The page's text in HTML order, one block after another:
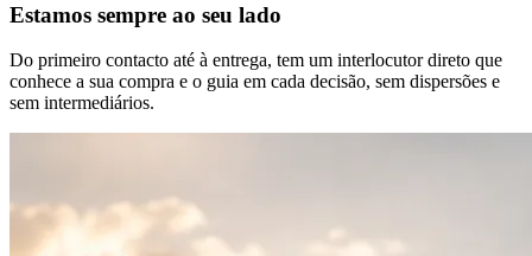
Estamos sempre ao seu lado
Do primeiro contacto até à entrega, tem um interlocutor direto que
conhece a sua compra e o guia em cada decisão, sem dispersões e
sem intermediários.